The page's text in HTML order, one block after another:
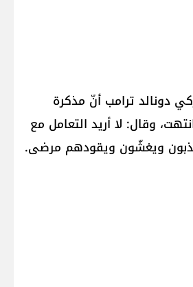
دونالد ترامب أنّ مذكرة
وقال: لا أريد التعامل مع
ويغشّون ويقودهم مرضى.